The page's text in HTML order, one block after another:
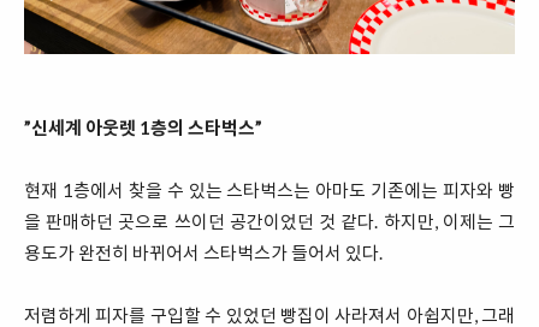
”신세계 아웃렛 1층의 스타벅스”
현재 1층에서 찾을 수 있는 스타벅스는 아마도 기존에는 피자와 빵
을 판매하던 곳으로 쓰이던 공간이었던 것 같다. 하지만, 이제는 그
용도가 완전히 바뀌어서 스타벅스가 들어서 있다.
저렴하게 피자를 구입할 수 있었던 빵집이 사라져서 아쉽지만, 그래